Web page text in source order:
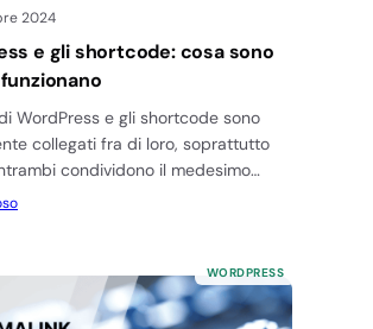
2024
e gli shortcode: cosa sono
WordPress e gli shortcode sono
collegati fra di loro, soprattutto
condividono il medesimo
di semplificare il processo…
WORDPRESS